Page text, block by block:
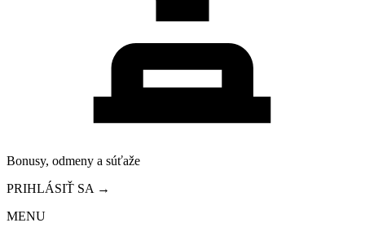
Bonusy, odmeny a súťaže
PRIHLÁSIŤ SA →
MENU